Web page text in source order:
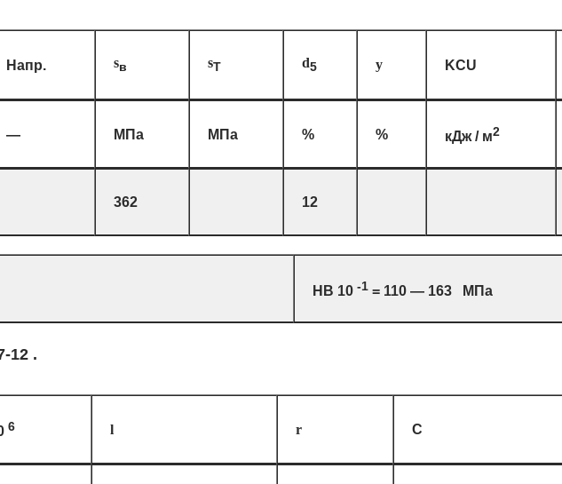
Напр. sв sT d5 y KCU
— МПа МПа % % кДж / м2
362 12
HB 10 -1 = 110 — 163 МПа
12 .
6 l r C